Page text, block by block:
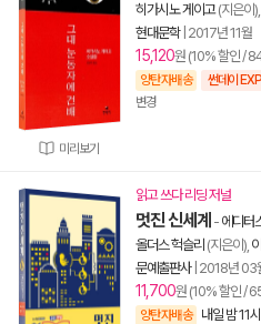
미리보기
히가시노 게이고(지은이),
현대문학| 2017년 11월
15,120원 (10% 할인 /
양탄자배송 썬데이
변경
읽고 쓰다 리딩 저널
멋진 신세계 - 에디터
올더스 헉슬리 (지은이),
문예출판사| 2018년 03
11,700원 (10% 할인 /
양탄자배송 내일 밤 11시